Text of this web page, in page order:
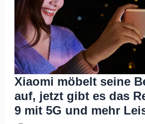
Xiaomi möbelt seine
auf, jetzt gibt es das
9 mit 5G und mehr